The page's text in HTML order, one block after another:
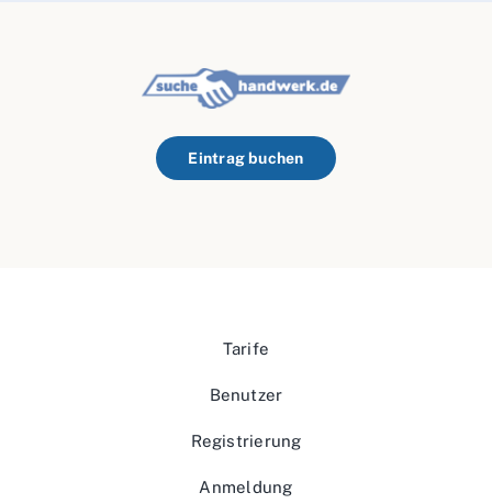
Eintrag buchen
Tarife
Benutzer
Registrierung
Anmeldung